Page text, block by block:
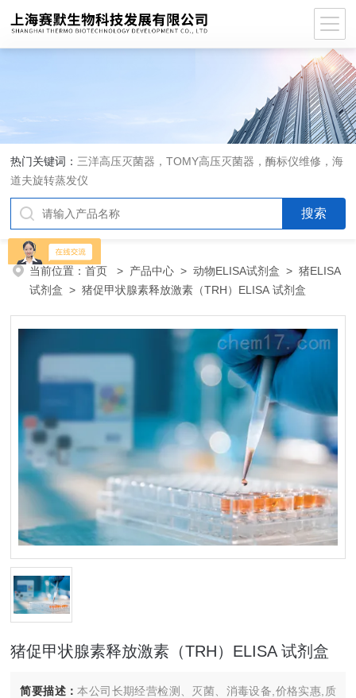
热门关键词： 三洋高压灭菌器，TOMY高压灭菌器，酶标仪维修，海
道夫旋转蒸发仪
当前位置：首页 > 产品中心 >动物ELISA试剂盒 >猪ELISA
试剂盒 > 猪促甲状腺素释放激素（TRH）ELISA 试剂盒
猪促甲状腺素释放激素（TRH）ELISA 试剂盒
简要描述：本公司长期经营检测、灭菌、消毒设备,价格实惠,质